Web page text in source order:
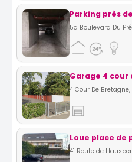
Parking près
4 Cour De